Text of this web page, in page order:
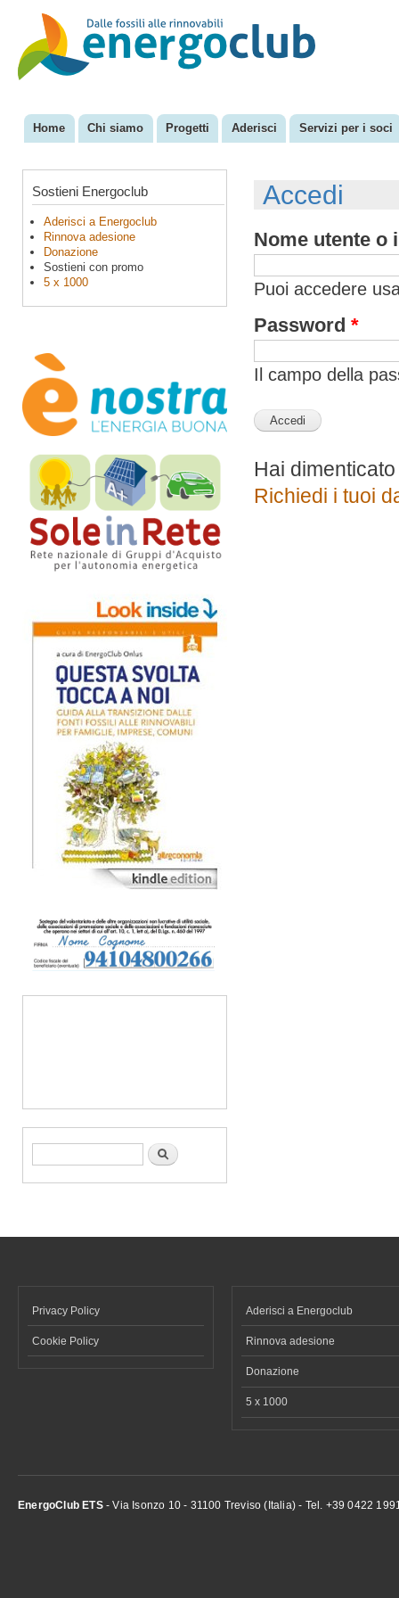
EnergoClub
per la
riconversione
del sistema
Menu principale
Home Chi siamo Progetti Aderisci Servizi per i soci
Sostieni Energoclub
Aderisci a Energoclub
Rinnova adesione
Donazione
Sostieni con promo
5 x 1000
Form di ricerca Cerca
Accedi
Nome utente
Puoi accedere
Password *
Il campo della
Hai
Richiedi i tuoi
Privacy Policy
Cookie Policy
Aderisci a Energoclub
Rinnova adesione
Donazione
5 x 1000
EnergoClub ETS- Via Isonzo 10 - 31100 Treviso (Italia) - Tel. +39 0422